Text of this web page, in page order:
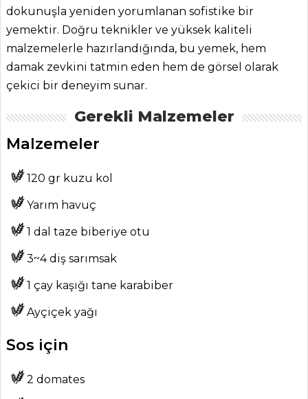
Naneli Limon
Şerbeti Tarifi, Nasıl
Yapılır?
Şalgam Sulu
Ayran Tarifi, Nasıl
Tarifi, Nasıl Yapılır?
İçecekler Tüm
ÇORBALAR
Nasıl Yapılır?
Arabaşı Çorbası
Kavurmalı Çorba
dokunuşla yeniden yorumlanan sofistike bir
yemektir. Doğru teknikler ve yüksek kaliteli
malzemelerle hazırlandığında, bu yemek, hem
damak zevkini tatmin eden hem de görsel olarak
çekici bir deneyim sunar.
Gerekli Malzemeler
Malzemeler
120 gr kuzu kol
Yarım havuç
1 dal taze biberiye otu
3~4 diş sarımsak
1 çay kaşığı tane karabiber
Ayçiçek yağı
Sos için
2 domates